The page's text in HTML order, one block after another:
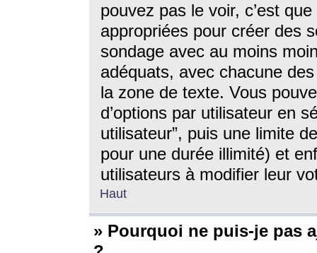
pouvez pas le voir, c’est
appropriées pour créer des
sondage avec au moins
adéquats, avec chacune
la zone de texte. Vous
d’options par utilisateur en
utilisateur”, puis une limite
pour une durée illimité) et
utilisateurs à modifier leur
Haut
» Pourquoi ne puis-je pas